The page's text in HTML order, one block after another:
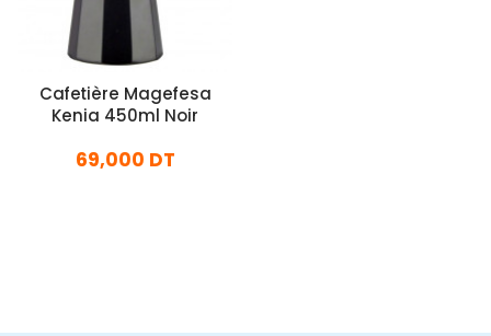
Cafetière Magefesa
Kenia 450ml Noir
69,000 DT